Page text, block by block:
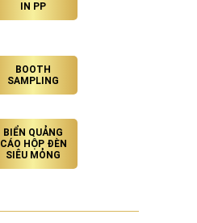
IN PP
BOOTH
SAMPLING
BIỂN QUẢNG
CÁO HỘP ĐÈN
SIÊU MỎNG